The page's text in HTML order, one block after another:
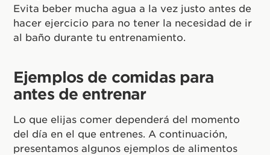
Evita beber mucha agua a la vez justo antes de
hacer ejercicio para no tener la necesidad de ir
al baño durante tu entrenamiento.
Ejemplos de comidas para
antes de entrenar
Lo que elijas comer dependerá del momento
del día en el que entrenes. A continuación,
presentamos algunos ejemplos de alimentos